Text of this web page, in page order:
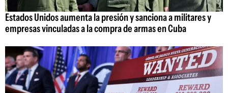
Estados Unidos aumenta la presión y sanciona a militares y
empresas vinculadas a la compra de armas en Cuba